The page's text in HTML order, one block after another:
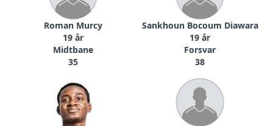
Roman Murcy
19 år
Midtbane
35
Sankhoun Bocoum Diawara
19 år
Forsvar
38